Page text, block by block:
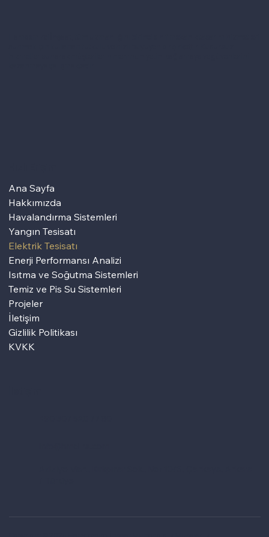
Ana Sayfa
Hakkımızda
Havalandırma Sistemleri
Yangın Tesisatı
Elektrik Tesisatı
Enerji Performansı Analizi
Isıtma ve Soğutma Sistemleri
Temiz ve Pis Su Sistemleri
Projeler
İletişim
Gizlilik Politikası
KVKK